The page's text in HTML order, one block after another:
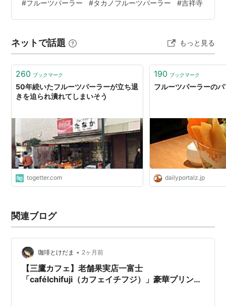
ってしまいました・・・・ 梅園のどら焼きにアンズがあ
りました！ これで東京は終わりです。お付き合いありが
#フルーツパーラー #タカノフルーツパーラー #吉祥寺
ネットで話題 もっと見る
260 ブックマーク
50年続いたフルーツパーラーが立ち退
きを迫られ潰れてしまいそう
togetter.com
190 ブックマーク
フルーツパーラーの
dailyportalz.jp
関連ブログ
珈琲とけだま • 2ヶ月前
【三鷹カフェ】老舗果実店一富士
「caféIchifuji（カフェイチフジ）」豪華プリンア